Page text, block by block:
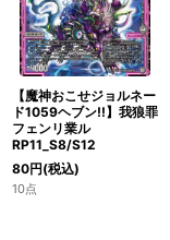
【魔神おこせジョルネー
ド1059ヘブン!!】我狼罪
フェンリ業ル
RP11_S8/S12
80円(税込)
10点